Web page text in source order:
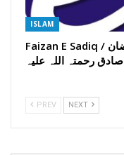
ISLAM
Faizan E Sadiq / فیضان
صادق رحمتہ اللہ علیہ
PREV NEXT